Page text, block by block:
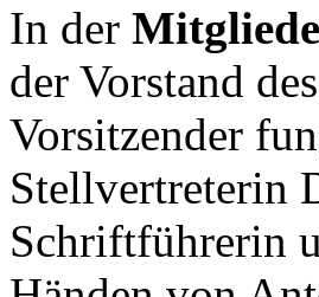
In der
der Vorstand
Vorsitzender
Stellvertreterin
Schriftführerin